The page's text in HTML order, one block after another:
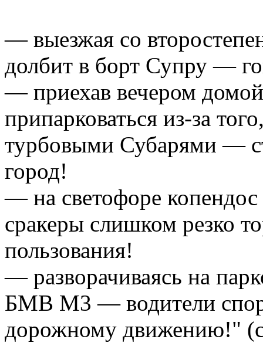
— выезжая со
долбит в борт Супру —
— приехав вечером
припарковаться из-за
турбовыми Субарями —
город!
— на светофоре
сракеры слишком резко
пользования!
— разворачиваясь на
БМВ М3 — водители
дорожному движению!"